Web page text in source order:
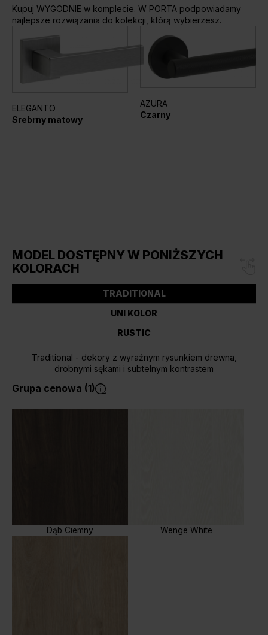
Kupuj WYGODNIE w komplecie. W PORTA podpowiadamy
najlepsze rozwiązania do kolekcji, którą wybierzesz.
ELEGANTO
Srebrny matowy
AZURA
Czarny
MODEL DOSTĘPNY W PONIŻSZYCH
KOLORACH
TRADITIONAL
UNI KOLOR
RUSTIC
Traditional - dekory z wyraźnym rysunkiem drewna,
drobnymi sękami i subtelnym kontrastem
Grupa cenowa (1)
Dąb Ciemny Wenge White